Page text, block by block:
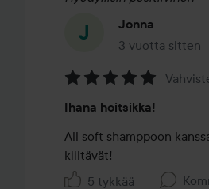
Jonna
3 vuotta sitten
Viesti luotiin 3
5
/
5
Ihana hoitsikka!
All soft shamppoon
kiiltävät!
5 tykkää